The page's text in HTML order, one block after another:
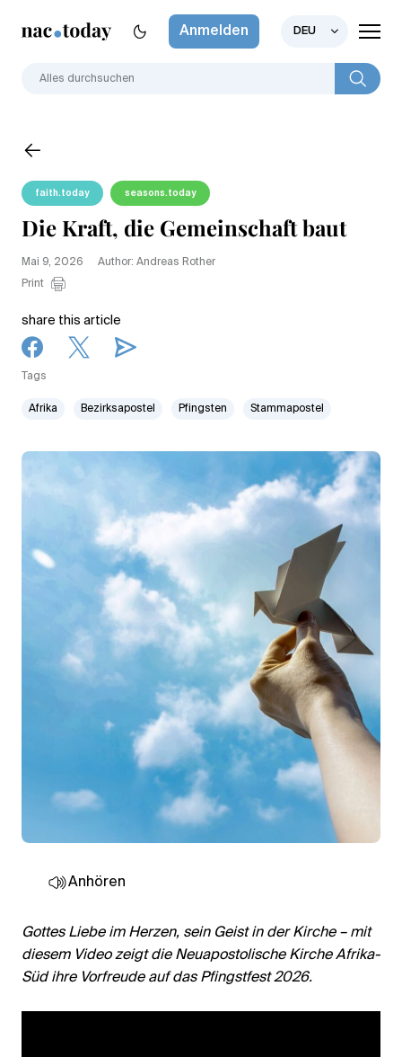
Anmelden DEU
faith.today seasons.today
Die Kraft, die Gemeinschaft baut
Mai 9, 2026
Author: Andreas Rother
Print
share this article
Tags
Afrika Bezirksapostel Pfingsten Stammapostel
Anhören
Gottes Liebe im Herzen, sein Geist in der Kirche – mit
diesem Video zeigt die Neuapostolische Kirche Afrika-
Süd ihre Vorfreude auf das Pfingstfest 2026.